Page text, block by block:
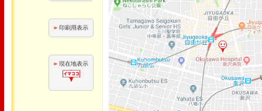
印刷用表示
現在地表示